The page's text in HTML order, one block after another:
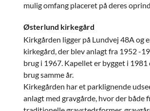
mulig omfang placeret på deres
Østerlund kirkegård
Kirkgården ligger på Lundvej 48A og
kirkegård, der blev anlagt fra 1952 -
brug i 1967. Kapellet er bygget i 1981
brug samme år.
Kirkegården har et parklignende
anlagt med gravgårde, hvor der både